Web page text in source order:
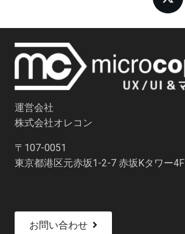
運営会社
株式会社オレコン
〒107-0051
東京都港区元赤坂1-2-7 赤坂Kタワー4F
お問い合わせ